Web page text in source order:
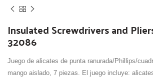
Insulated Screwdrivers and
32086
Juego de alicates de punta ranurada/Phillips/
mango aislado, 7 piezas. El juego incluye: